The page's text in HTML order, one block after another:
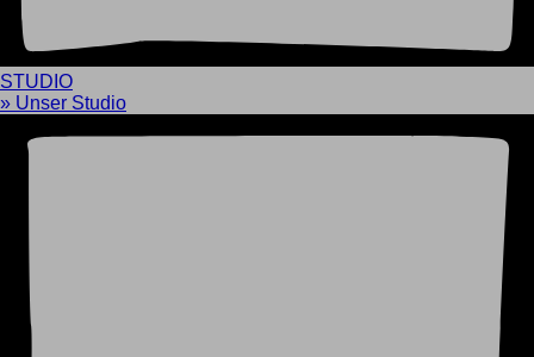
STUDIO
» Unser Studio